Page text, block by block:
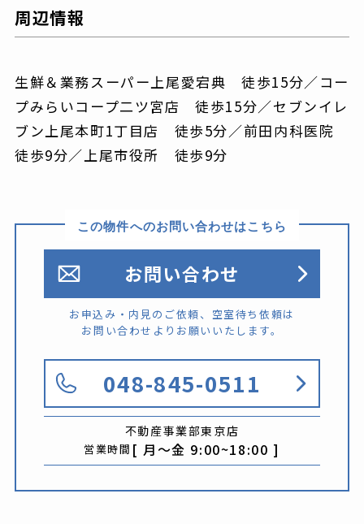
周辺情報
生鮮＆業務スーパー上尾愛宕典 徒歩15分／コー
プみらいコープ二ツ宮店 徒歩15分／セブンイレ
ブン上尾本町1丁目店 徒歩5分／前田内科医院
徒歩9分／上尾市役所 徒歩9分
この物件へのお問い合わせはこちら
お問い合わせ
お申込み・内見のご依頼、空室待ち依頼は
お問い合わせよりお願いいたします。
048-845-0511
不動産事業部東京店
営業時間 [ 月〜金 9:00~18:00 ]